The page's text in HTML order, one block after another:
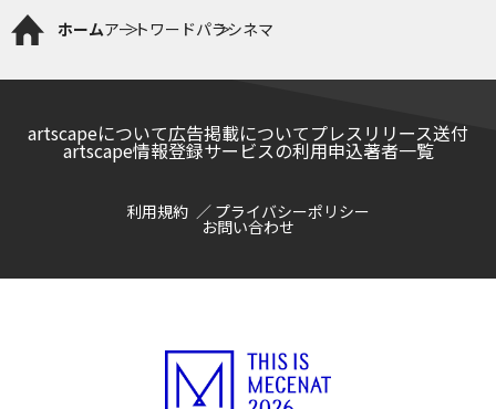
ホームアートワードパラシネマ
artscapeについて広告掲載についてプレスリリース送付
artscape情報登録サービスの利用申込著者一覧
利用規約 プライバシーポリシー
お問い合わせ